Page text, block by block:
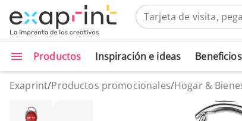
Productos Inspiración e ideas
Exaprint/Productos promocionales/Hogar &